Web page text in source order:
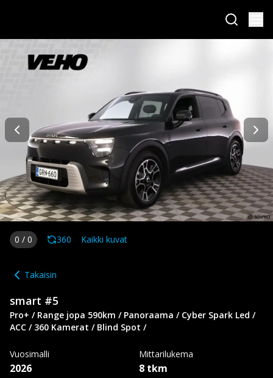
0 / 0 360 Kaikki kuvat
Takaisin
smart #5
Pro+ / Range jopa 590km / Panoraama / Cyber Spark Led /
ACC / 360 Kamerat / Blind Spot /
Vuosimalli
2026
Mittarilukema
8 tkm